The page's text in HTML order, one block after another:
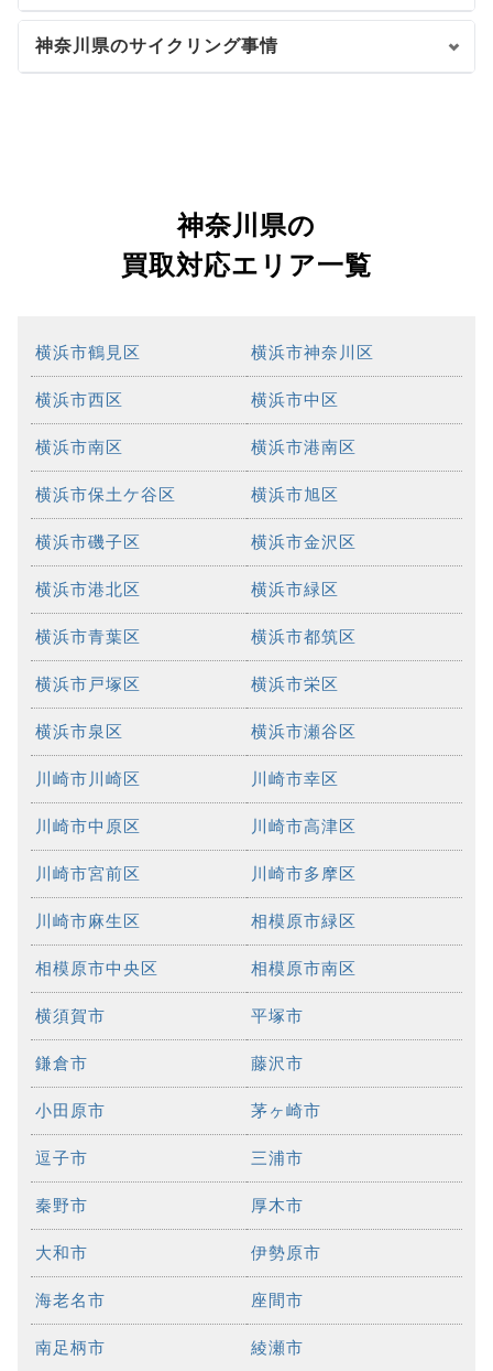
神奈川県のサイクリング事情
神奈川県の
買取対応エリア一覧
横浜市鶴見区 横浜市神奈川区
横浜市西区 横浜市中区
横浜市南区 横浜市港南区
横浜市保土ケ谷区 横浜市旭区
横浜市磯子区 横浜市金沢区
横浜市港北区 横浜市緑区
横浜市青葉区 横浜市都筑区
横浜市戸塚区 横浜市栄区
横浜市泉区 横浜市瀬谷区
川崎市川崎区 川崎市幸区
川崎市中原区 川崎市高津区
川崎市宮前区 川崎市多摩区
川崎市麻生区 相模原市緑区
相模原市中央区 相模原市南区
横須賀市 平塚市
鎌倉市 藤沢市
小田原市 茅ヶ崎市
逗子市 三浦市
秦野市 厚木市
大和市 伊勢原市
海老名市 座間市
南足柄市 綾瀬市